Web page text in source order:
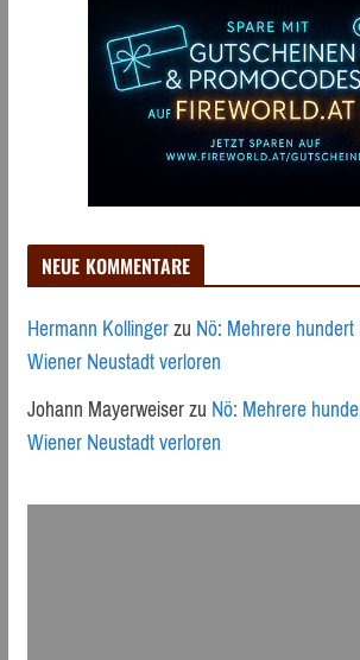
NEUE KOMMENTARE
Hermann KollingerzuNö: Mehrere
Wiener Neustadt verloren
Johann MayerweiserzuNö: Mehrere
Wiener Neustadt verloren